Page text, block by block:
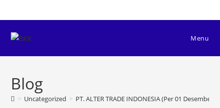
to
content
Menu
Blog
> Uncategorized > PT. ALTER TRADE INDONESIA (Per 01 Desember